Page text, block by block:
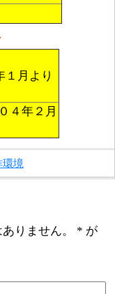
１月より
４年２月
環境
りません。 * が